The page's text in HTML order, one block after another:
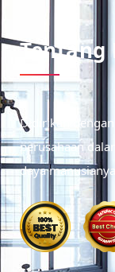
Tentang
Didirikan
perusahaan
daya manusianya.